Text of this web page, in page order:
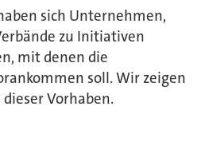
sich Unternehmen,
zu Initiativen
mit denen die
soll. Wir zeigen
Vorhaben.